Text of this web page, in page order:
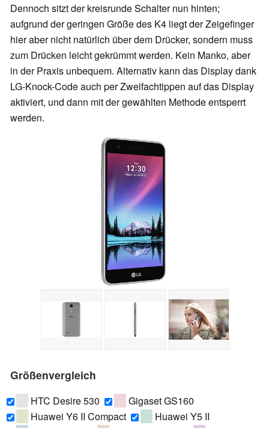
Dennoch sitzt der kreisrunde Schalter nun hinten;
aufgrund der geringen Größe des K4 liegt der Zeigefinger
hier aber nicht natürlich über dem Drücker, sondern muss
zum Drücken leicht gekrümmt werden. Kein Manko, aber
in der Praxis unbequem. Alternativ kann das Display dank
LG-Knock-Code auch per Zweifachtippen auf das Display
aktiviert, und dann mit der gewählten Methode entsperrt
werden.
Größenvergleich
HTC Desire 530
Gigaset GS160
Huawei Y6 II Compact
Huawei Y5 II